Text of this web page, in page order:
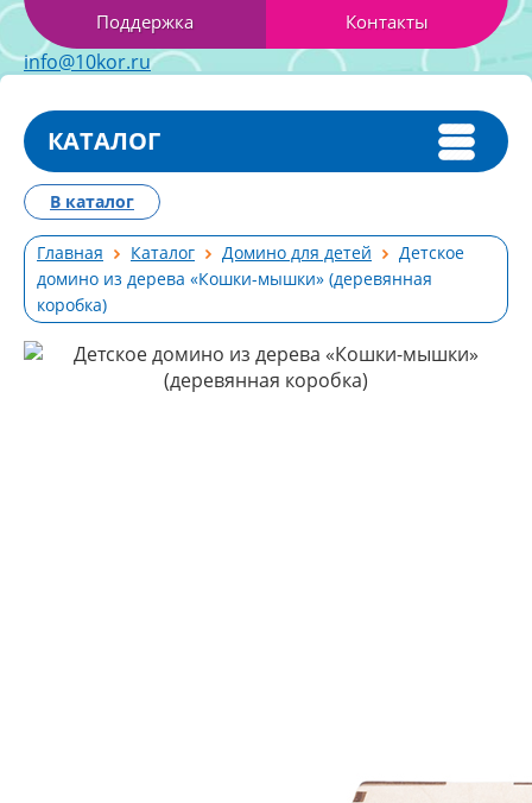
Поддержка Контакты
info@10kor.ru
КАТАЛОГ
Главная Каталог Домино для детей
Детское
домино из дерева «Кошки-мышки» (деревянная
коробка)
В каталог